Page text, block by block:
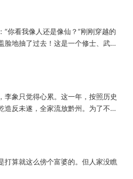
宫飞天的，结果却一夜间入了魔，沦
的手笔！”……段云很是不解，自己不
尔法天象地一下，怎么就成了罄竹难
蔑！同样的功法，为什么我就没有问
日本国民表示：八嘎！我们宁愿再失
贼！
“你看我像人还是像仙？”刚刚穿越的
脸地抽了过去！这是一个修士、武者
横行的危险世界。幸好方骁带来的物
蚀】【铜头皮带】【疼痛、恐惧、断
不惑、万法不入、万邪不侵】
到经验，修炼功法可以加点晋升。
妖除魔、日月换新的逆天之路！
，大事不妙，上古妖皇出世
李象只觉得心累。这一年，按照历史
造反未遂，全家流放黔州。为了不被
一步对东宫夫子发动激昂！你不是喜
成钢！多年以后，早已登基为帝的李
是会感慨。这个家没我，迟早得散！
打算就这么傍个富婆的。但人家没瞧